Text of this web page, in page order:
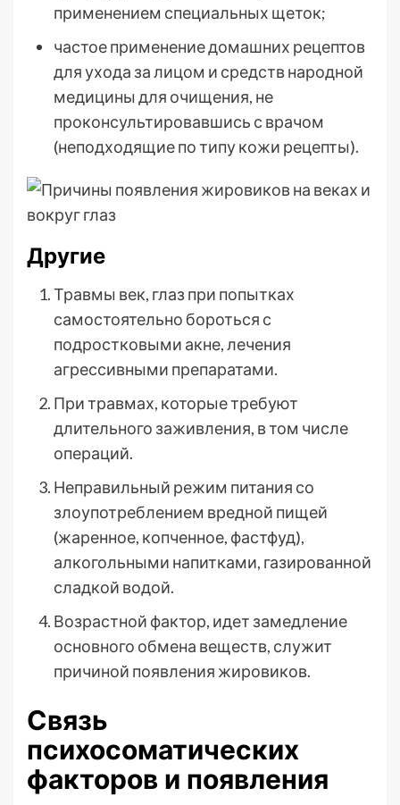
применением специальных щеток;
частое применение домашних рецептов
для ухода за лицом и средств народной
медицины для очищения, не
проконсультировавшись с врачом
(неподходящие по типу кожи рецепты).
Другие
Травмы век, глаз при попытках
самостоятельно бороться с
подростковыми акне, лечения
агрессивными препаратами.
При травмах, которые требуют
длительного заживления, в том числе
операций.
Неправильный режим питания со
злоупотреблением вредной пищей
(жаренное, копченное, фастфуд),
алкогольными напитками, газированной
сладкой водой.
Возрастной фактор, идет замедление
основного обмена веществ, служит
причиной появления жировиков.
Связь
психосоматических
факторов и появления